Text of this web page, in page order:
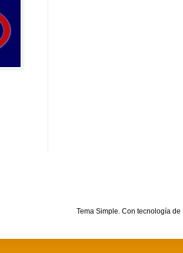
Tema Simple. Con tecnología de